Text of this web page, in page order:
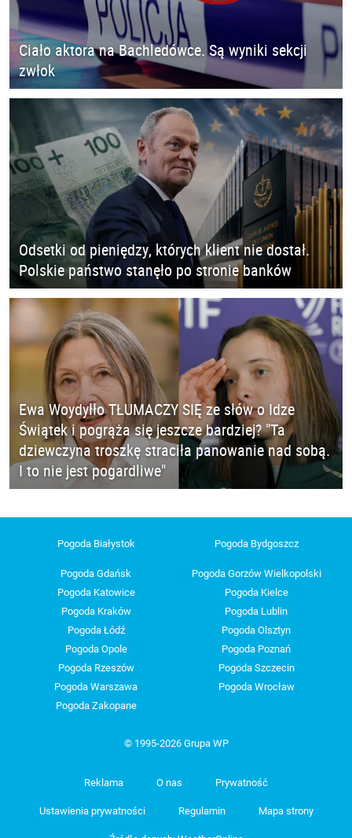
Ciało aktora na Bachledówce. Są wyniki sekcji
zwłok
Odsetki od pieniędzy, których klient nie dostał.
Polskie państwo stanęło po stronie banków
Ewa Woydyłło TŁUMACZY SIĘ ze słów o Idze
Świątek i pogrąża się jeszcze bardziej? "Ta
dziewczyna troszkę straciła panowanie nad sobą.
I to nie jest pogardliwe"
Pogoda Białystok Pogoda Bydgoszcz
Pogoda Gdańsk
Pogoda Gorzów Wielkopolski
Pogoda Katowice
Pogoda Kielce
Pogoda Kraków
Pogoda Lublin
Pogoda Łódź
Pogoda Olsztyn
Pogoda Opole
Pogoda Poznań
Pogoda Rzeszów
Pogoda Szczecin
Pogoda Warszawa
Pogoda Wrocław
Pogoda Zakopane
© 1995-2026 Grupa WP
Reklama O nas Prywatność
Ustawienia prywatności Regulamin Mapa strony